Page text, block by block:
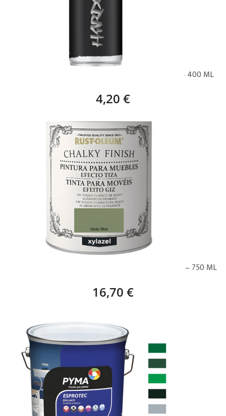
MONTANA SPRAY HARDCORE NEGRO SATINADO – 400 ML
4,20 €
CHALK PAINT PINTURA EFECTO TIZA VERDE OLIVA – 750 ML
16,70 €